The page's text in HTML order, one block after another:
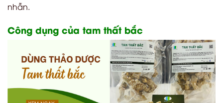
nhẫn.
Công dụng của tam thất bắc